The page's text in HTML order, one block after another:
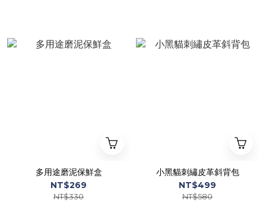
多用途磨泥保鮮盒
NT$269
NT$330
小黑貓刺繡皮革斜背包
NT$499
NT$580